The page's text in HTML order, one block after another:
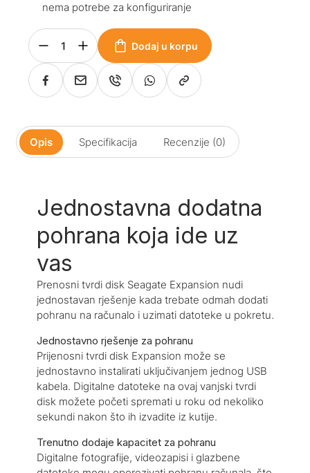
nema potrebe za konfiguriranje
Dodaj u korpu
Opis Specifikacija Recenzije (0)
Jednostavna dodatna
pohrana koja ide uz
vas
Prenosni tvrdi disk Seagate Expansion nudi
jednostavan rješenje kada trebate odmah dodati
pohranu na računalo i uzimati datoteke u pokretu.
Jednostavno rješenje za pohranu
Prijenosni tvrdi disk Expansion može se
jednostavno instalirati uključivanjem jednog USB
kabela. Digitalne datoteke na ovaj vanjski tvrdi
disk možete početi spremati u roku od nekoliko
sekundi nakon što ih izvadite iz kutije.
Trenutno dodaje kapacitet za pohranu
Digitalne fotografije, videozapisi i glazbene